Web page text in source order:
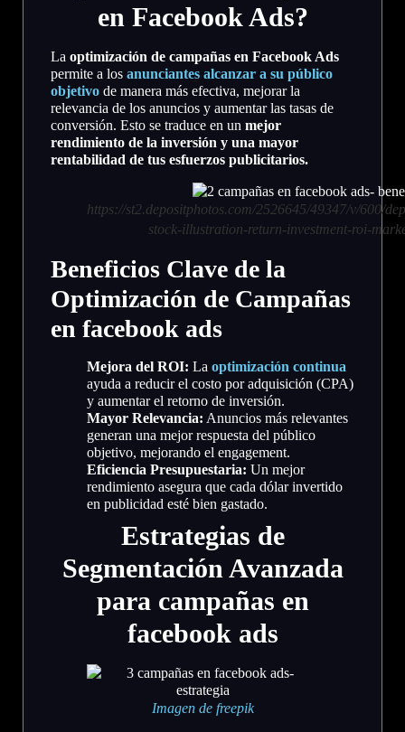
en Facebook Ads?
La optimización de campañas en Facebook Ads
permite a los anunciantes alcanzar a su público
objetivo de manera más efectiva, mejorar la
relevancia de los anuncios y aumentar las tasas de
conversión. Esto se traduce en un mejor
rendimiento de la inversión y una mayor
rentabilidad de tus esfuerzos publicitarios.
https://st2.depositphotos.com/2526645/49347/v/600/
stock-illustration-return-investment-roi-
Beneficios Clave de la
Optimización de Campañas
en facebook ads
Mejora del ROI: La optimización continua
ayuda a reducir el costo por adquisición (CPA)
y aumentar el retorno de inversión.
Mayor Relevancia: Anuncios más relevantes
generan una mejor respuesta del público
objetivo, mejorando el engagement.
Eficiencia Presupuestaria: Un mejor
rendimiento asegura que cada dólar invertido
en publicidad esté bien gastado.
Estrategias de
Segmentación Avanzada
para campañas en
facebook ads
Imagen de freepik